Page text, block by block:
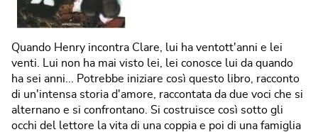
Quando Henry incontra Clare, lui ha ventott'anni e lei
venti. Lui non ha mai visto lei, lei conosce lui da quando
ha sei anni... Potrebbe iniziare così questo libro, racconto
di un'intensa storia d'amore, raccontata da due voci che si
alternano e si confrontano. Si costruisce così sotto gli
occhi del lettore la vita di una coppia e poi di una famiglia